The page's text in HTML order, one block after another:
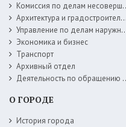
Комиссия по делам несовершеннолетних
Архитектура и градостроительство
Управление по делам наружной рекламы
Экономика и бизнес
Транспорт
Архивный отдел
Деятельность по обращению с животными без владельцев
О ГОРОДЕ
История города